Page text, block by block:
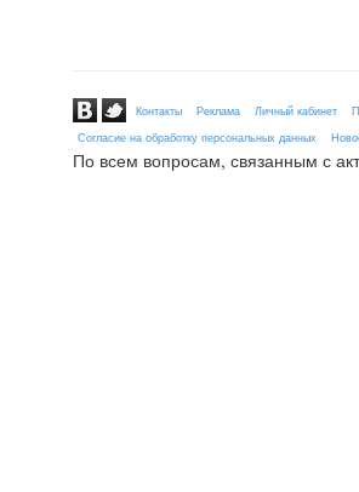
Контакты Реклама Личный кабинет
Согласие на обработку персональных данных
По всем вопросам, связанным с